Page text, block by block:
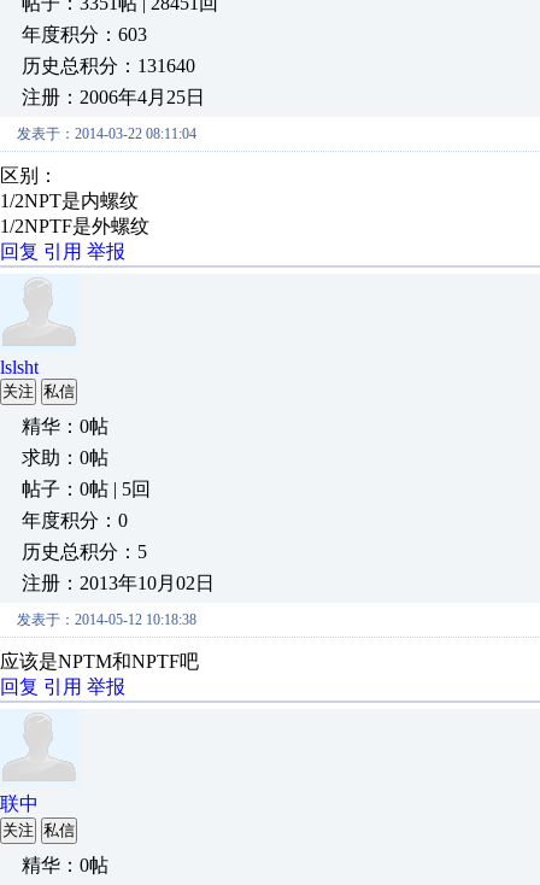
年度积分：603
历史总积分：131640
注册：2006年4月25日
发表于：2014-03-22 08:11:04
区别：
1/2NPT是内螺纹
1/2NPTF是外螺纹
回复 引用 举报
lslsht
关注 私信
精华：0帖
求助：0帖
帖子：0帖 | 5回
年度积分：0
历史总积分：5
注册：2013年10月02日
发表于：2014-05-12 10:18:38
应该是NPTM和NPTF吧
回复 引用 举报
联中
关注 私信
精华：0帖